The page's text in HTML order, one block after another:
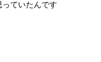
ていたんです